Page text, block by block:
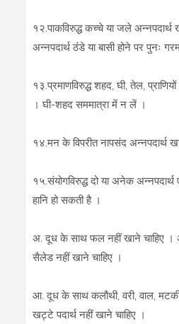
१२.पाकविरुद्ध कच्‍चे या जले अन्‍नपदार्थ
अन्‍नपदार्थ ठंंडे या बासी होने पर पुनः
१३.प्रमाणविरुद्ध शहद, घी, तेल,
। घी-शहद सममात्रा में न लें ।
१४.मन के विपरीत नापसंद अन्‍नपदार्थ
१५.संयोगविरुद्ध दो या अनेक
हानि हो सकती है ।
अ. दूध के साथ फल नहीं खाने चाहिए ।
सैलेड नहीं खाने चाहिए ।
आ. दूध के साथ कलौथी, वरी, वाल,
खट्टे पदार्थ नहीं खाने चाहिए ।